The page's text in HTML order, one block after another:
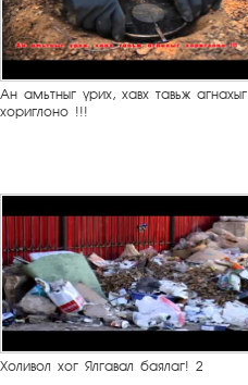
Ан амьтныг үрих, хавх тавьж агнахыг
хориглоно !!!
Холивол хог Ялгавал баялаг! 2